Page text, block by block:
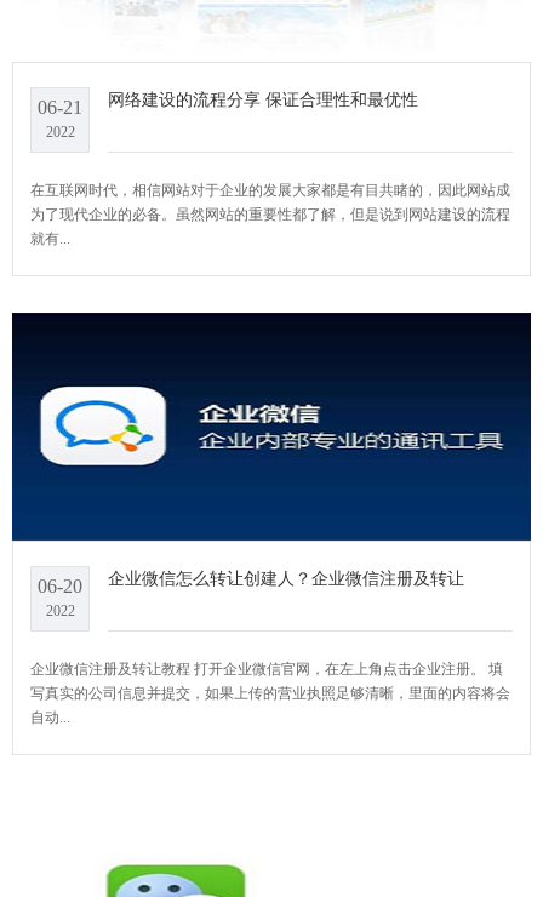
06-21
2022
网络建设的流程分享 保证合理性和最优性
在互联网时代，相信网站对于企业的发展大家都是有目共睹的，因此网站成
为了现代企业的必备。虽然网站的重要性都了解，但是说到网站建设的流程
就有...
06-20
2022
企业微信怎么转让创建人？企业微信注册及转让
企业微信注册及转让教程 打开企业微信官网，在左上角点击企业注册。 填
写真实的公司信息并提交，如果上传的营业执照足够清晰，里面的内容将会
自动...